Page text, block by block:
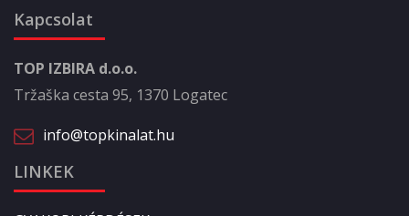
Kapcsolat
TOP IZBIRA d.o.o.
Tržaška cesta 95, 1370 Logatec
info@topkinalat.hu
LINKEK